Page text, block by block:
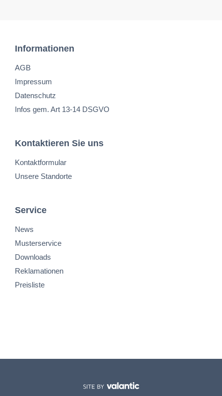
Informationen
AGB
Impressum
Datenschutz
Infos gem. Art 13-14 DSGVO
Kontaktieren Sie uns
Kontaktformular
Unsere Standorte
Service
News
Musterservice
Downloads
Reklamationen
Preisliste